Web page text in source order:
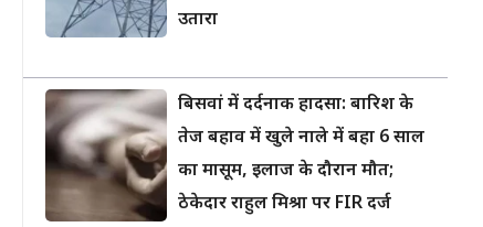
उतारा
बिसवां में दर्दनाक हादसा: बारिश के
तेज बहाव में खुले नाले में बहा 6 साल
का मासूम, इलाज के दौरान मौत;
ठेकेदार राहुल मिश्रा पर FIR दर्ज